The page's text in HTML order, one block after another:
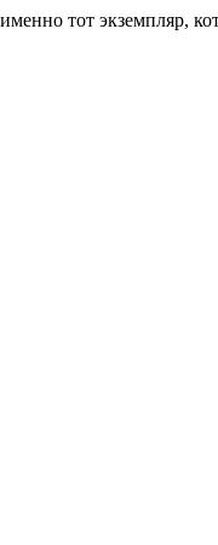
именно тот